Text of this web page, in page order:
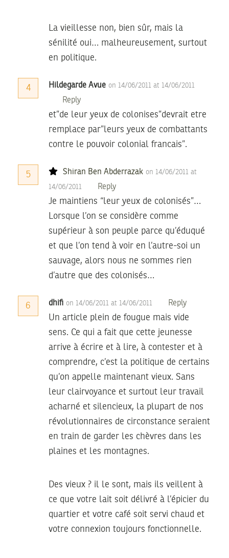
La vieillesse non, bien sûr, mais la
sénilité oui… malheureusement, surtout
en politique.
4 Hildegarde Avue on 14/06/2011 at 14/06/2011
Reply
et”de leur yeux de colonises”devrait etre
remplace par”leurs yeux de combattants
contre le pouvoir colonial francais”.
5 Shiran Ben Abderrazak on 14/06/2011 at
14/06/2011 Reply
Je maintiens “leur yeux de colonisés”…
Lorsque l’on se considère comme
supérieur à son peuple parce qu’éduqué
et que l’on tend à voir en l’autre-soi un
sauvage, alors nous ne sommes rien
d’autre que des colonisés…
6 dhifi on 14/06/2011 at 14/06/2011 Reply
Un article plein de fougue mais vide
sens. Ce qui a fait que cette jeunesse
arrive à écrire et à lire, à contester et à
comprendre, c’est la politique de certains
qu’on appelle maintenant vieux. Sans
leur clairvoyance et surtout leur travail
acharné et silencieux, la plupart de nos
révolutionnaires de circonstance seraient
en train de garder les chèvres dans les
plaines et les montagnes.
Des vieux ? il le sont, mais ils veillent à
ce que votre lait soit délivré à l’épicier du
quartier et votre café soit servi chaud et
votre connexion toujours fonctionnelle.